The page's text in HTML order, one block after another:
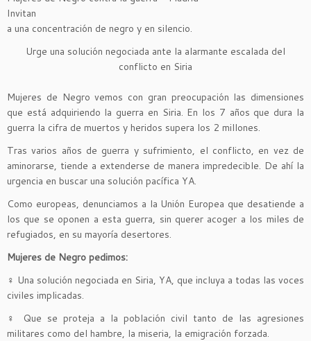
Invitan
a una concentración de negro y en silencio.
Urge una solución negociada ante la alarmante escalada del
conflicto en Siria
Mujeres de Negro vemos con gran preocupación las dimensiones
que está adquiriendo la guerra en Siria. En los 7 años que dura la
guerra la cifra de muertos y heridos supera los 2 millones.
Tras varios años de guerra y sufrimiento, el conflicto, en vez de
aminorarse, tiende a extenderse de manera impredecible. De ahí la
urgencia en buscar una solución pacífica YA.
Como europeas, denunciamos a la Unión Europea que desatiende a
los que se oponen a esta guerra, sin querer acoger a los miles de
refugiados, en su mayoría desertores.
Mujeres de Negro pedimos:
♀ Una solución negociada en Siria, YA, que incluya a todas las voces
civiles implicadas.
♀ Que se proteja a la población civil tanto de las agresiones
militares como del hambre, la miseria, la emigración forzada.